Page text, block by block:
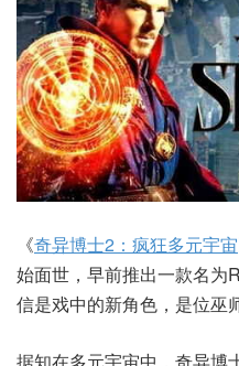
《奇异博士2：疯狂多元宇宙
始面世，早前推出一款名为
信是戏中的新角色，是位巫